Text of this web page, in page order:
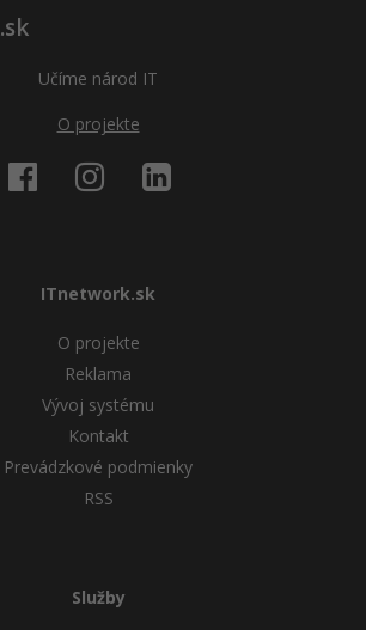
Učíme národ IT
O projekte
ITnetwork.sk
O projekte
Reklama
Vývoj systému
Kontakt
Prevádzkové podmienky
RSS
Služby